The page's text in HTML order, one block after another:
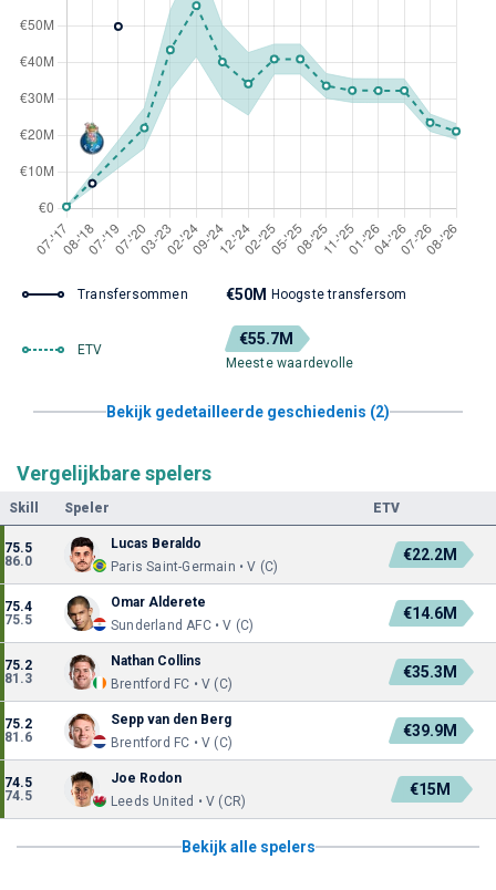
Transfersommen €50M Hoogste transfersom
ETV
€55.7M
Meeste waardevolle
Bekijk gedetailleerde geschiedenis (2)
Vergelijkbare spelers
Skill Speler ETV
75.5
86.0
Lucas Beraldo
Paris Saint-Germain • V (C)
€22.2M
75.4
75.5
Omar Alderete
Sunderland AFC • V (C)
€14.6M
75.2
81.3
Nathan Collins
Brentford FC • V (C)
€35.3M
75.2
81.6
Sepp van den Berg
Brentford FC • V (C)
€39.9M
74.5
74.5
Joe Rodon
Leeds United • V (CR)
€15M
Bekijk alle spelers